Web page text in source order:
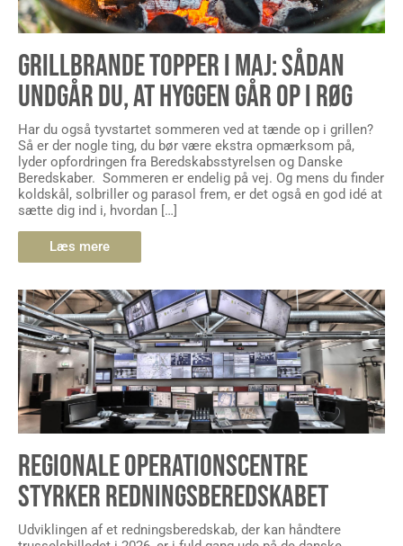
GRILLBRANDE TOPPER I MAJ: SÅDAN
UNDGÅR DU, AT HYGGEN GÅR OP I RØG
Har du også tyvstartet sommeren ved at tænde op i grillen?
Så er der nogle ting, du bør være ekstra opmærksom på,
lyder opfordringen fra Beredskabsstyrelsen og Danske
Beredskaber. Sommeren er endelig på vej. Og mens du finder
koldskål, solbriller og parasol frem, er det også en god idé at
sætte dig ind i, hvordan […]
Læs mere
REGIONALE OPERATIONSCENTRE
STYRKER REDNINGSBEREDSKABET
Udviklingen af et redningsberedskab, der kan håndtere